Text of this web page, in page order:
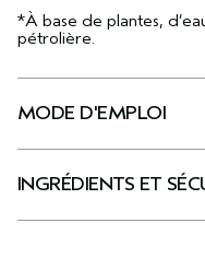
*À base de plantes,
pétrolière.
MODE D'EMPLOI
INGRÉDIENTS ET